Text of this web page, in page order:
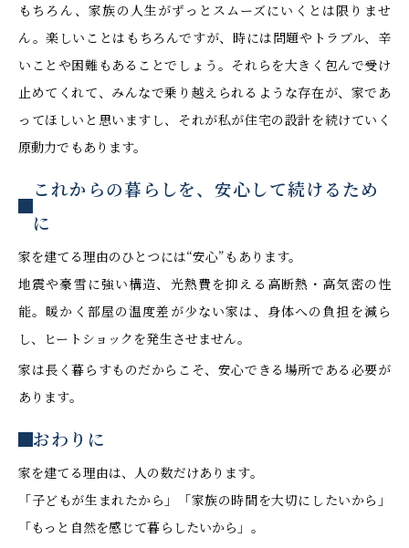
もちろん、家族の人生がずっとスムーズにいくとは限りませ
ん。楽しいことはもちろんですが、時には問題やトラブル、辛
いことや困難もあることでしょう。それらを大きく包んで受け
止めてくれて、みんなで乗り越えられるような存在が、家であ
ってほしいと思いますし、それが私が住宅の設計を続けていく
原動力でもあります。
これからの暮らしを、安心して続けるため
に
家を建てる理由のひとつには“安心”もあります。
地震や豪雪に強い構造、光熱費を抑える高断熱・高気密の性
能。暖かく部屋の温度差が少ない家は、身体への負担を減ら
し、ヒートショックを発生させません。
家は長く暮らすものだからこそ、安心できる場所である必要が
あります。
おわりに
家を建てる理由は、人の数だけあります。
「子どもが生まれたから」「家族の時間を大切にしたいから」
「もっと自然を感じて暮らしたいから」。